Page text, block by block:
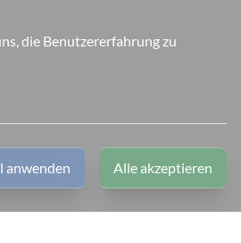
die Benutzererfahrung zu
anwenden Alle akzeptieren